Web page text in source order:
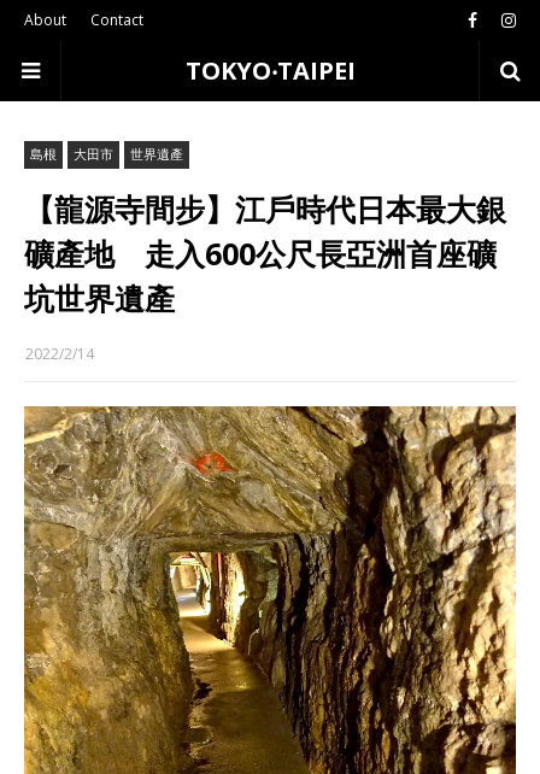
About Contact
TOKYO‧TAIPEI
島根 大田市 世界遺產
【龍源寺間步】江戶時代日本最大銀
礦產地 走入600公尺長亞洲首座礦
坑世界遺產
2022/2/14